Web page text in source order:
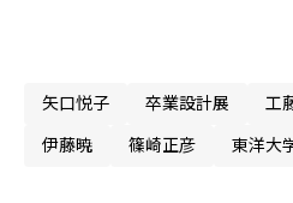
矢口悦子 卒業設計展 工
伊藤暁 篠崎正彦 東洋大